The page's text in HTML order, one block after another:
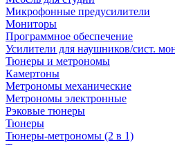
Микрофонные предусилители
Мониторы
Программное обеспечение
Усилители для наушников/сист.
Тюнеры и метрономы
Камертоны
Метрономы механические
Метрономы электронные
Рэковые тюнеры
Тюнеры
Тюнеры-метрономы (2 в 1)